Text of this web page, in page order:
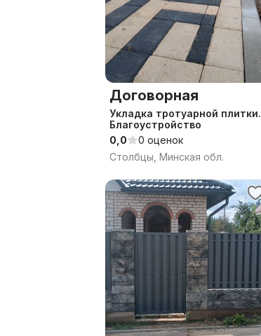
Договорная
Укладка тротуарной плитки.
Благоустройство
0,0
0 оценок
Столбцы, Минская обл.